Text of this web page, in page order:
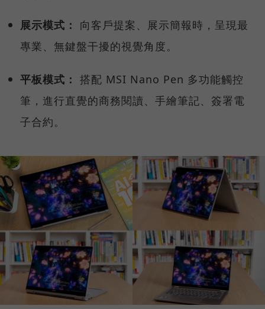
展示模式：
向客戶提案、展示簡報時，呈現最
專業、無鍵盤干擾的視覺角度。
平板模式： 搭配 MSI Nano Pen 多功能觸控
筆，進行直覺的商務閱讀、手繪筆記、簽署電
子合約。